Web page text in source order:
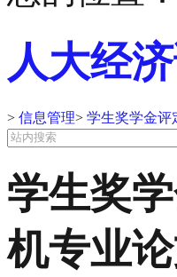
人大经
> 信息管理> 学生奖学金评
学生奖
机专业